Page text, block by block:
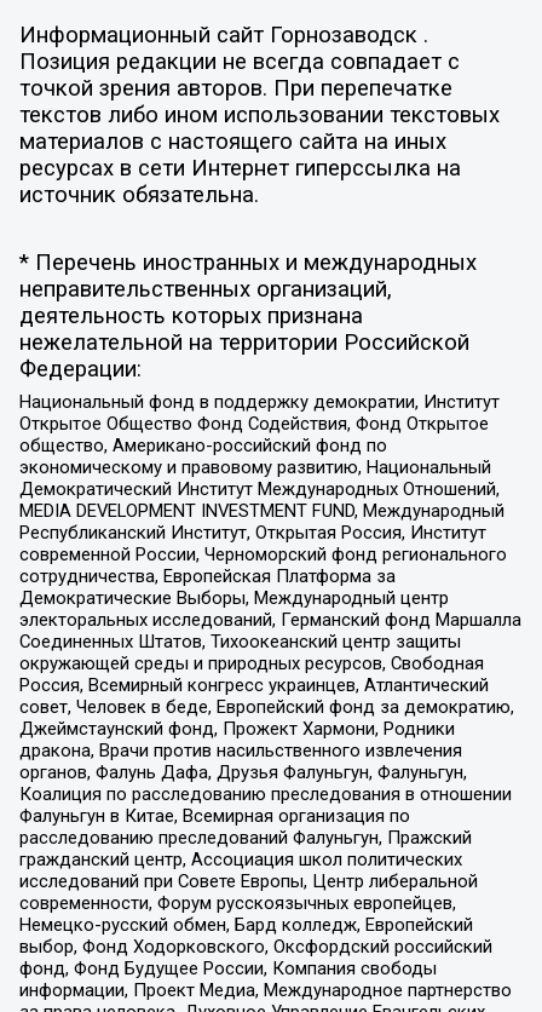
Информационный сайт Горнозаводск .
Позиция редакции не всегда совпадает с
точкой зрения авторов. При перепечатке
текстов либо ином использовании текстовых
материалов с настоящего сайта на иных
ресурсах в сети Интернет гиперссылка на
источник обязательна.
* Перечень иностранных и международных
неправительственных организаций,
деятельность которых признана
нежелательной на территории Российской
Федерации:
Национальный фонд в поддержку демократии, Институт
Открытое Общество Фонд Содействия, Фонд Открытое
общество, Американо-российский фонд по
экономическому и правовому развитию, Национальный
Демократический Институт Международных Отношений,
MEDIA DEVELOPMENT INVESTMENT FUND, Международный
Республиканский Институт, Открытая Россия, Институт
современной России, Черноморский фонд регионального
сотрудничества, Европейская Платформа за
Демократические Выборы, Международный центр
электоральных исследований, Германский фонд Маршалла
Соединенных Штатов, Тихоокеанский центр защиты
окружающей среды и природных ресурсов, Свободная
Россия, Всемирный конгресс украинцев, Атлантический
совет, Человек в беде, Европейский фонд за демократию,
Джеймстаунский фонд, Прожект Хармони, Родники
дракона, Врачи против насильственного извлечения
органов, Фалунь Дафа, Друзья Фалуньгун, Фалуньгун,
Коалиция по расследованию преследования в отношении
Фалуньгун в Китае, Всемирная организация по
расследованию преследований Фалуньгун, Пражский
гражданский центр, Ассоциация школ политических
исследований при Совете Европы, Центр либеральной
современности, Форум русскоязычных европейцев,
Немецко-русский обмен, Бард колледж, Европейский
выбор, Фонд Ходорковского, Оксфордский российский
фонд, Фонд Будущее России, Компания свободы
информации, Проект Медиа, Международное партнерство